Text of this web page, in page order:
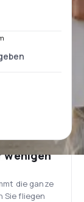
wenigen
die ganze
Sie fliegen